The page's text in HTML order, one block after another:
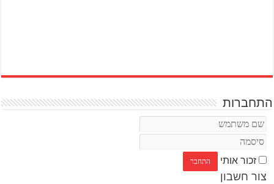
התחברות
זכור אותי
צור חשבון